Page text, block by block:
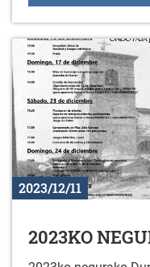
2023/12/11
2023KO